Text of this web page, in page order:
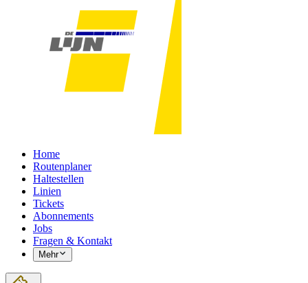
Home
Routenplaner
Haltestellen
Linien
Tickets
Abonnements
Jobs
Fragen & Kontakt
Mehr